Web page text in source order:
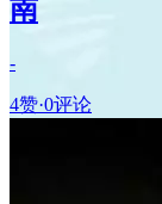
南
-
4赞·0评论